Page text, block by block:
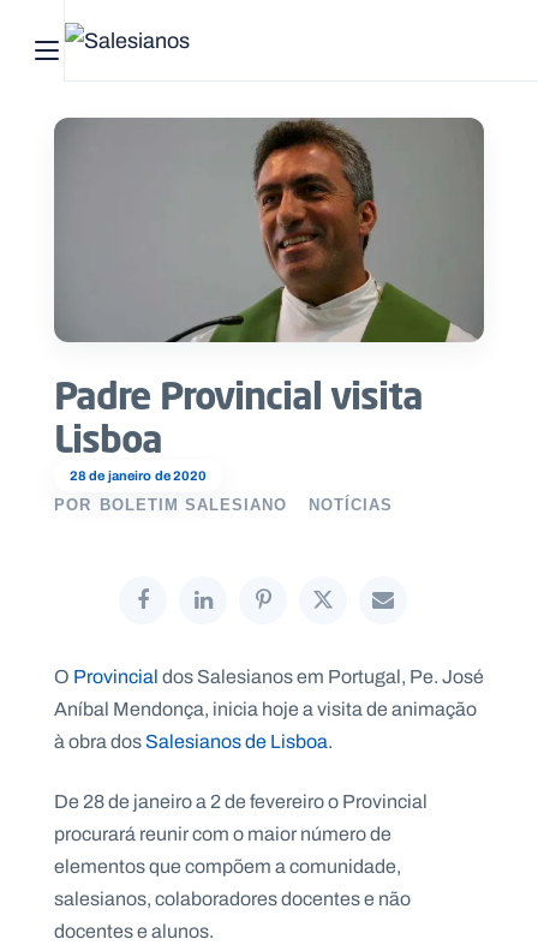
Abrir menu principal
28 de janeiro de 2020
Padre Provincial visita
Lisboa
POR BOLETIM SALESIANO NOTÍCIAS
O Provincialdos Salesianos em Portugal, Pe. José
Aníbal Mendonça, inicia hoje a visita de animação
à obra dosSalesianos de Lisboa.
De 28 de janeiro a 2 de fevereiro o Provincial
procurará reunir com o maior número de
elementos que compõem a comunidade,
salesianos, colaboradores docentes e não
docentes e alunos.
Pesquisar no site
O
que
fazemos
Recursos
O
T
L
N
I
O
A
S
a
e